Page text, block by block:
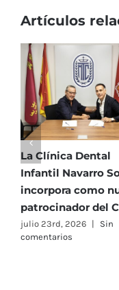
Alcázares
Artículos
La Clínica Dental
Infantil Navarro
incorpora como
patrocinador del
julio 23rd, 2026 |
Sin
comentarios